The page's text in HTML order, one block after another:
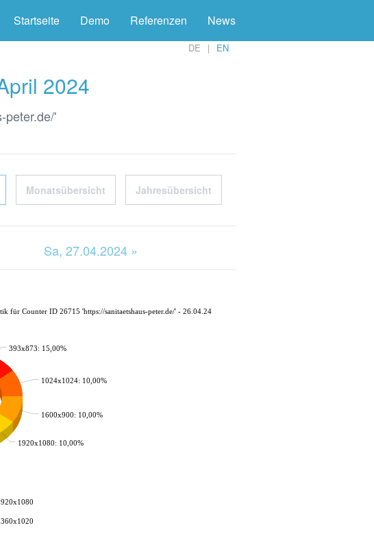
Startseite Demo Referenzen News
DE EN
2024
peter.de/'
Monatsübersicht Jahresübersicht
Sa, 27.04.2024 »
393x873: 15,00%
1024x1024: 10,00%
1600x900: 10,00%
1920x1080: 10,00%
für Counter ID 26715 'https://sanitaetshaus-peter.de/' - 26.04.24